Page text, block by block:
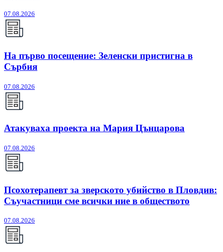
07.08.2026
На първо посещение: Зеленски пристигна в
Сърбия
07.08.2026
Атакуваха проекта на Мария Цънцарова
07.08.2026
Псохотерапевт за зверското убийство в Пловдив:
Съучастници сме всички ние в обществото
07.08.2026